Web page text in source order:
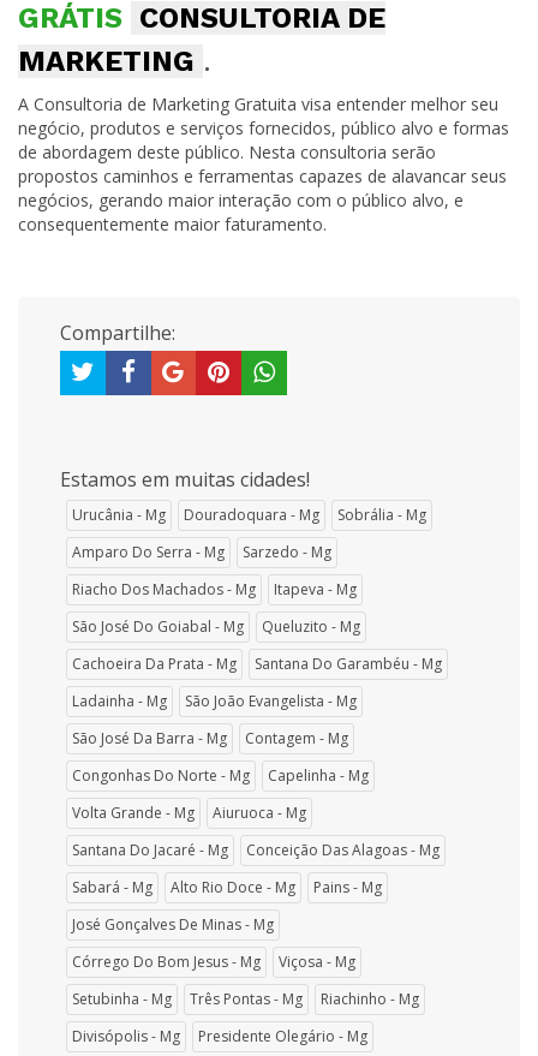
GRÁTIS CONSULTORIA DE
MARKETING .
A Consultoria de Marketing Gratuita visa entender melhor seu
negócio, produtos e serviços fornecidos, público alvo e formas
de abordagem deste público. Nesta consultoria serão
propostos caminhos e ferramentas capazes de alavancar seus
negócios, gerando maior interação com o público alvo, e
consequentemente maior faturamento.
Compartilhe:
Estamos em muitas cidades!
Urucânia - Mg Douradoquara - Mg
Sobrália - Mg
Amparo Do Serra - Mg
Sarzedo - Mg
Riacho Dos Machados - Mg
Itapeva - Mg
São José Do Goiabal - Mg
Queluzito - Mg
Cachoeira Da Prata - Mg
Santana Do Garambéu - Mg
Ladainha - Mg
São João Evangelista - Mg
São José Da Barra - Mg
Contagem - Mg
Congonhas Do Norte - Mg
Capelinha - Mg
Volta Grande - Mg
Aiuruoca - Mg
Santana Do Jacaré - Mg
Conceição Das Alagoas - Mg
Sabará - Mg
Alto Rio Doce - Mg
Pains - Mg
José Gonçalves De Minas - Mg
Córrego Do Bom Jesus - Mg
Viçosa - Mg
Setubinha - Mg
Três Pontas - Mg
Riachinho - Mg
Divisópolis - Mg
Presidente Olegário - Mg